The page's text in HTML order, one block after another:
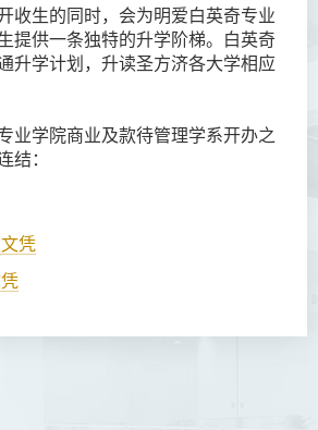
收生的同时，会为明爱白英奇专业
提供一条独特的升学阶梯。白英奇
升学计划，升读圣方济各大学相应
业学院商业及款待管理学系开办之
结：
凭